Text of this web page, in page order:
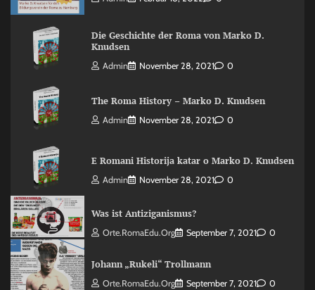
Die Geschichte der Roma von Marko D.
Knudsen
Admin November 28, 2021 0
The Roma History – Marko D. Knudsen
Admin November 28, 2021 0
E Romani Historija katar o Marko D. Knudsen
Admin November 28, 2021 0
Was ist Antiziganismus?
Orte.RomaEdu.org September 7, 2021 0
Johann „Rukeli“ Trollmann
Orte.RomaEdu.org September 7, 2021 0